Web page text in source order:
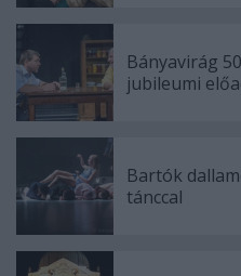
Bányavirág
jubileumi
Bartók
tánccal